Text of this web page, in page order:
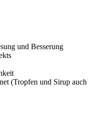
und Besserung
(Tropfen und Sirup auch